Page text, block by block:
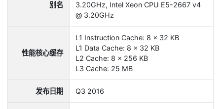
别名
3.20GHz, Intel Xeon CPU E5-2667 v4
@ 3.20GHz
性能核心缓存
L1 Instruction Cache: 8 x 32 KB
L1 Data Cache: 8 x 32 KB
L2 Cache: 8 x 256 KB
L3 Cache: 25 MB
发布日期 Q3 2016